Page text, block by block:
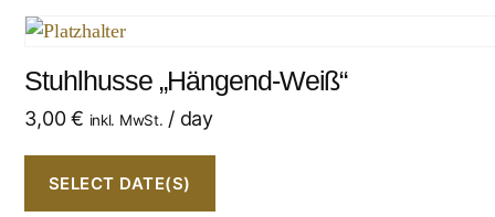
Stuhlhusse „Hängend-Weiß“
3,00€ inkl. MwSt. / day
SELECT DATE(S)